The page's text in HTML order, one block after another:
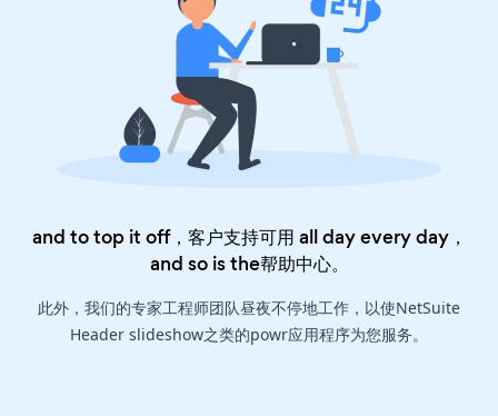
and to top it off，客户支持可用 all day every day，
and so is the帮助中心。
此外，我们的专家工程师团队昼夜不停地工作，以使NetSuite
Header slideshow之类的powr应用程序为您服务。